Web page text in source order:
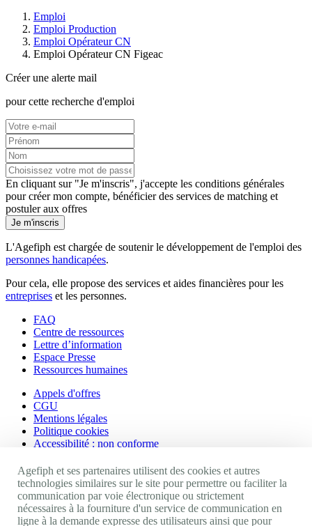
Emploi
Emploi Production
Emploi Opérateur CN
Emploi Opérateur CN Figeac
Créer une alerte mail
pour cette recherche d'emploi
En cliquant sur "Je m'inscris", j'accepte les conditions générales
pour créer mon compte, bénéficier des services de matching et
postuler aux offres
Je m'inscris
L'Agefiph est chargée de soutenir le développement de l'emploi des
personnes handicapées.
Pour cela, elle propose des services et aides financières pour les
entreprises et les personnes.
FAQ
Centre de ressources
Lettre d’information
Espace Presse
Ressources humaines
Appels d'offres
CGU
Mentions légales
Politique cookies
Accessibilité : non conforme
Nos autres sites
Site portail Agefiph
Activateur de progrès
Agefiph et ses partenaires utilisent des cookies et autres
technologies similaires sur le site pour permettre ou faciliter la
communication par voie électronique ou strictement
nécessaires à la fourniture d'un service de communication en
ligne à la demande expresse des utilisateurs ainsi que pour